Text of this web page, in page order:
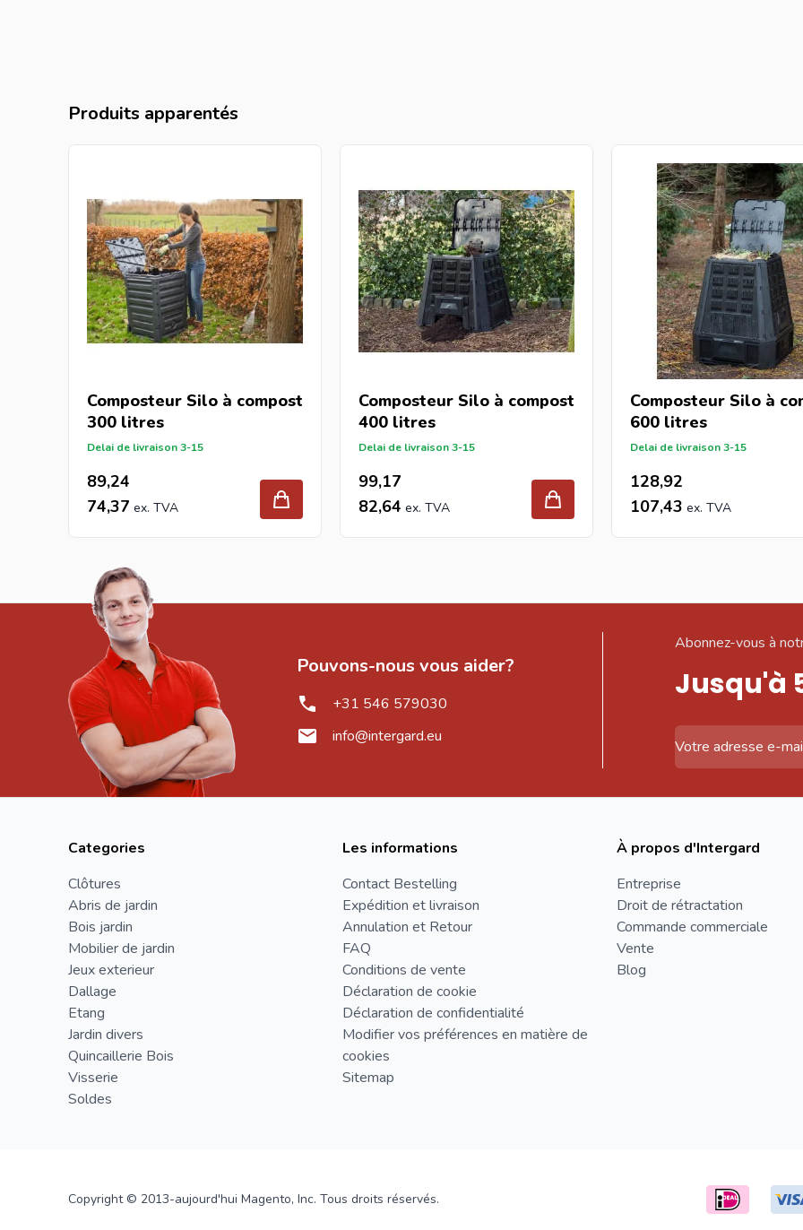
Produits apparentés
Composteur Silo à compost
300 litres
Delai de livraison 3-15
89,24
74,37
Composteur Silo à compost
400 litres
Delai de livraison 3-15
99,17
82,64
Composteur Silo à
600 litres
Delai de livraison 3-15
128,92
107,43
Pouvons-nous vous aider?
+31 546 579030
info@intergard.eu
Abonnez-vous à
Jusqu'à
Categories
Clôtures
Abris de jardin
Bois jardin
Mobilier de jardin
Jeux exterieur
Dallage
Etang
Jardin divers
Quincaillerie Bois
Visserie
Soldes
Les informations
Contact Bestelling
Expédition et livraison
Annulation et Retour
FAQ
Conditions de vente
Déclaration de cookie
Déclaration de confidentialité
Modifier vos préférences en matière de
cookies
Sitemap
À propos d'Intergard
Entreprise
Droit de rétractation
Commande commerciale
Vente
Blog
Copyright © 2013-aujourd'hui Magento, Inc. Tous droits réservés.